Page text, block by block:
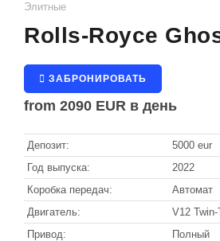
Вена
Китцбюэль
Ишгль
Кабриолет
Купе
Минивен
Универсал
Элитные
Rolls-Royce
ЗАБРОНИРОВАТЬ
from 2090 EUR в день
Депозит:
5000 eur
Год выпуска:
2022
Коробка передач:
Автомат
Двигатель:
V12
Привод:
Полный